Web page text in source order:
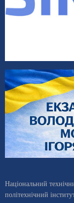
Національний
політехнічний